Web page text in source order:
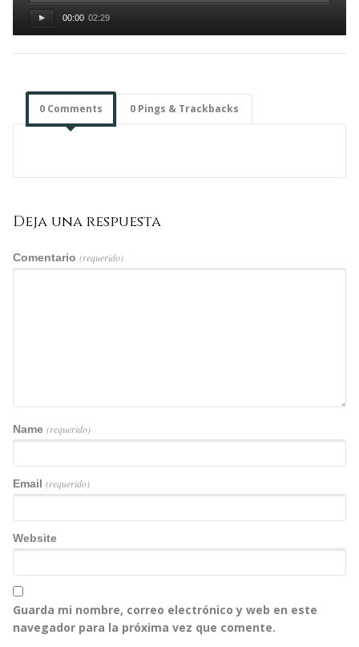
00:00 02:29
0 Comments 0 Pings & Trackbacks
Deja una respuesta
Comentario (requerido)
Name (requerido)
Email (requerido)
Website
Guarda mi nombre, correo electrónico y web en este
navegador para la próxima vez que comente.